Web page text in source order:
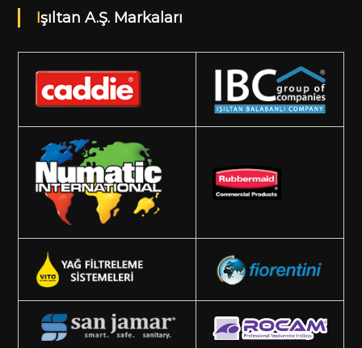
Işıltan A.Ş. Markaları